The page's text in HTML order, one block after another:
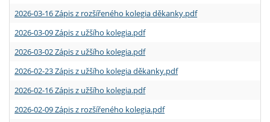
2026-03-16 Zápis z rozšířeného kolegia děkanky.pdf
2026-03-09 Zápis z užšího kolegia.pdf
2026-03-02 Zápis z užšího kolegia.pdf
2026-02-23 Zápis z užšího kolegia děkanky.pdf
2026-02-16 Zápis z užšího kolegia.pdf
2026-02-09 Zápis z rozšířeného kolegia.pdf